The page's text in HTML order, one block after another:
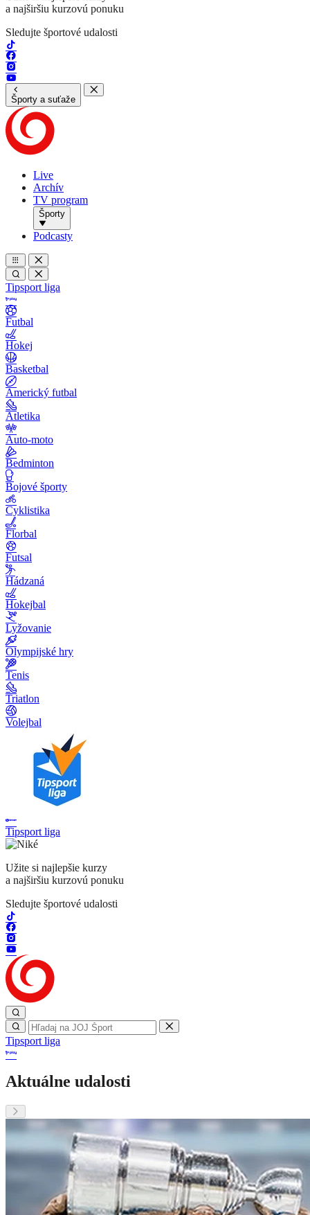
a najširšiu kurzovú ponuku
Sledujte športové udalosti
Športy a suťaže
Live
Archív
TV program
Športy
Podcasty
Tipsport liga
Futbal
Hokej
Basketbal
Americký futbal
Atletika
Auto-moto
Bedminton
Bojové športy
Cyklistika
Florbal
Futsal
Hádzaná
Hokejbal
Lyžovanie
Olympijské hry
Tenis
Triatlon
Volejbal
Tipsport liga
Užite si najlepšie kurzy
a najširšiu kurzovú ponuku
Sledujte športové udalosti
Tipsport liga
Aktuálne udalosti